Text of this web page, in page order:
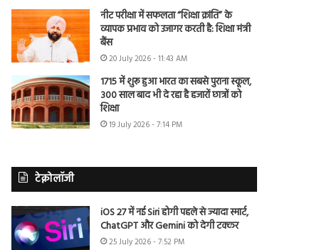
नीट परीक्षा में सफलता “शिक्षा क्रांति” के
व्यापक प्रभाव को उजागर करती है: शिक्षा मंत्री
बैंस
20 July 2026 - 11:43 AM
1715 में शुरू हुआ भारत का सबसे पुराना स्कूल,
300 साल बाद भी दे रहा है हजारों छात्रों को
शिक्षा
19 July 2026 - 7:14 PM
टेक्नोलॉजी
iOS 27 में नई Siri होगी पहले से ज्यादा स्मार्ट,
ChatGPT और Gemini को देगी टक्कर
25 July 2026 - 7:52 PM